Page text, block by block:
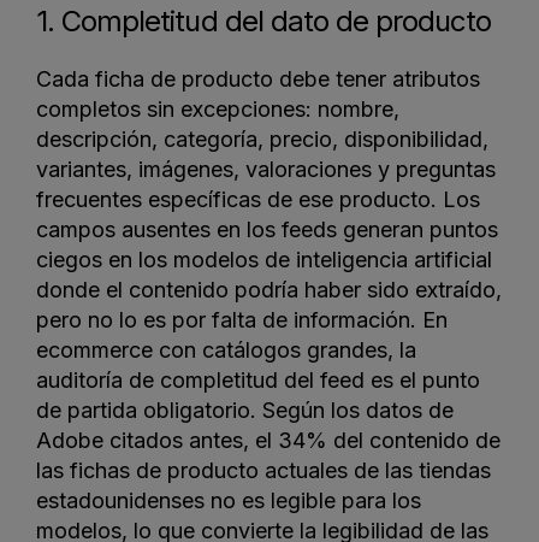
1. Completitud del dato de producto
Cada ficha de producto debe tener atributos
completos sin excepciones: nombre,
descripción, categoría, precio, disponibilidad,
variantes, imágenes, valoraciones y preguntas
frecuentes específicas de ese producto. Los
campos ausentes en los feeds generan puntos
ciegos en los modelos de inteligencia artificial
donde el contenido podría haber sido extraído,
pero no lo es por falta de información. En
ecommerce con catálogos grandes, la
auditoría de completitud del feed es el punto
de partida obligatorio. Según los datos de
Adobe citados antes, el 34% del contenido de
las fichas de producto actuales de las tiendas
estadounidenses no es legible para los
modelos, lo que convierte la legibilidad de las